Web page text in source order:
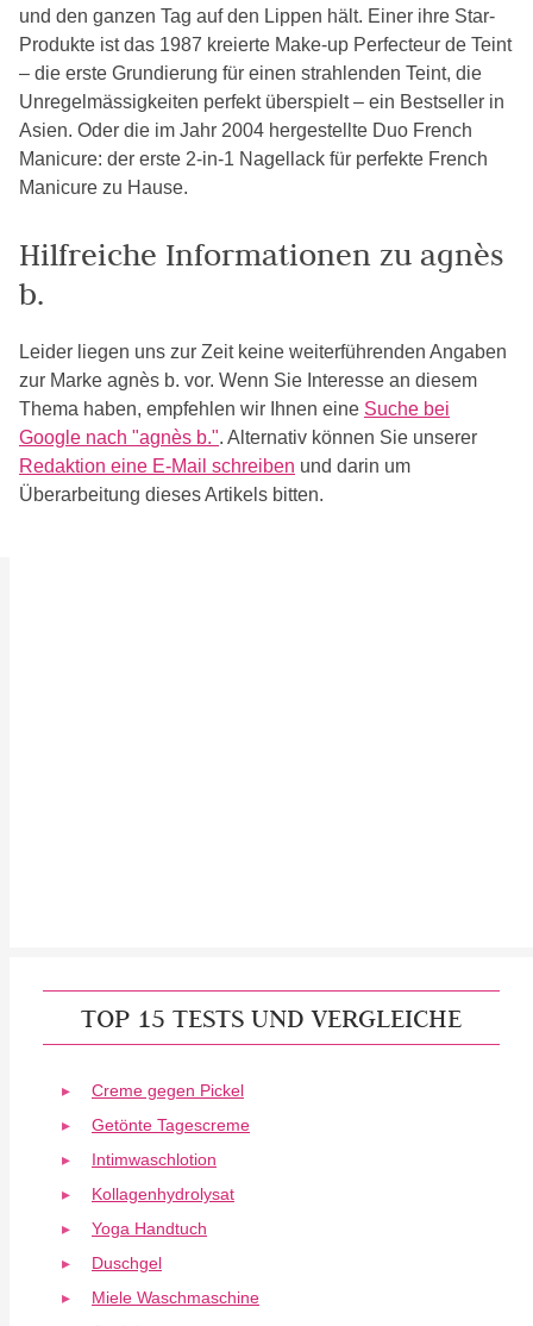
und den ganzen Tag auf den Lippen hält. Einer ihre Star-
Produkte ist das 1987 kreierte Make-up Perfecteur de Teint
– die erste Grundierung für einen strahlenden Teint, die
Unregelmässigkeiten perfekt überspielt – ein Bestseller in
Asien. Oder die im Jahr 2004 hergestellte Duo French
Manicure: der erste 2-in-1 Nagellack für perfekte French
Manicure zu Hause.
Hilfreiche Informationen zu agnès
b.
Leider liegen uns zur Zeit keine weiterführenden Angaben
zur Marke agnès b. vor. Wenn Sie Interesse an diesem
Thema haben, empfehlen wir Ihnen eine Suche bei
Google nach "agnès b.". Alternativ können Sie unserer
Redaktion eine E-Mail schreiben und darin um
Überarbeitung dieses Artikels bitten.
TOP 15 TESTS UND VERGLEICHE
Creme gegen Pickel
Getönte Tagescreme
Intimwaschlotion
Kollagenhydrolysat
Yoga Handtuch
Duschgel
Miele Waschmaschine